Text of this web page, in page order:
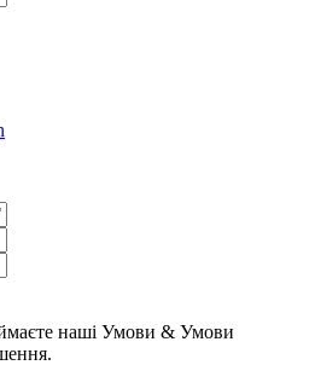
наші Умови & Умови